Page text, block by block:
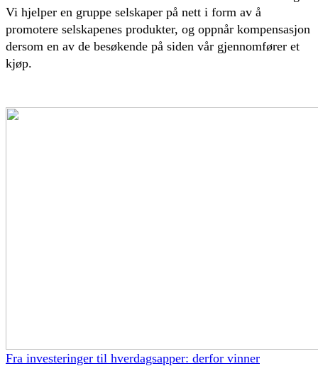
Vi hjelper en gruppe selskaper på nett i form av å
promotere selskapenes produkter, og oppnår kompensasjon
dersom en av de besøkende på siden vår gjennomfører et
kjøp.
Fra investeringer til hverdagsapper: derfor vinner